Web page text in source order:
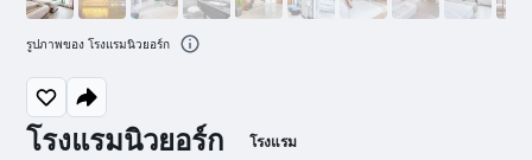
โรงแรมนิวยอร์ก โรงแรม
รูปภาพของ โรงแรมนิวยอร์ก